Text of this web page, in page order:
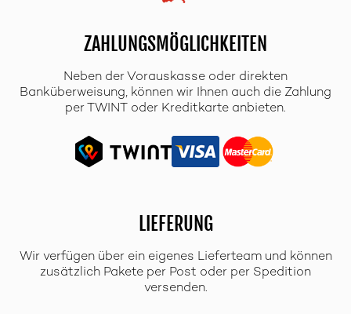
ZAHLUNGSMÖGLICHKEITEN
Neben der Vorauskasse oder direkten
Banküberweisung, können wir Ihnen auch die Zahlung
per TWINT oder Kreditkarte anbieten.
LIEFERUNG
Wir verfügen über ein eigenes Lieferteam und können
zusätzlich Pakete per Post oder per Spedition
versenden.